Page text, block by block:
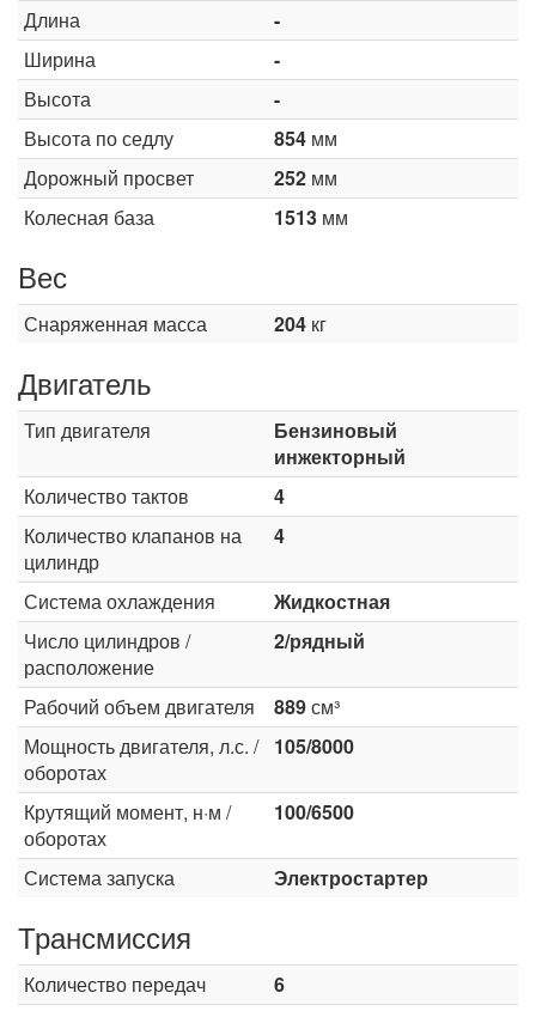
Длина
-
Ширина
-
Высота
-
Высота по седлу
854 мм
Дорожный просвет
252 мм
Колесная база
1513 мм
Вес
Снаряженная масса 204 кг
Двигатель
Тип двигателя
Бензиновый
инжекторный
Количество тактов
4
Количество клапанов на
цилиндр
4
Система охлаждения
Жидкостная
Число цилиндров /
расположение
2/рядный
Рабочий объем двигателя 889см³
Мощность двигателя, л.с. /
оборотах
105/8000
Крутящий момент, н·м /
оборотах
100/6500
Система запуска Электростартер
Трансмиссия
Количество передач
6